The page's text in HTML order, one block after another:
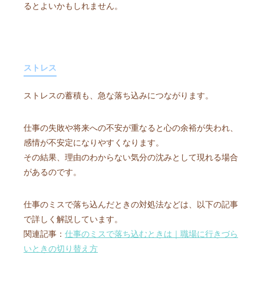
るとよいかもしれません。
ストレス
ストレスの蓄積も、急な落ち込みにつながります。
仕事の失敗や将来への不安が重なると心の余裕が失われ、
感情が不安定になりやすくなります。
その結果、理由のわからない気分の沈みとして現れる場合
があるのです。
仕事のミスで落ち込んだときの対処法などは、以下の記事
で詳しく解説しています。
関連記事： 仕事のミスで落ち込むときは｜職場に行きづら
いときの切り替え方